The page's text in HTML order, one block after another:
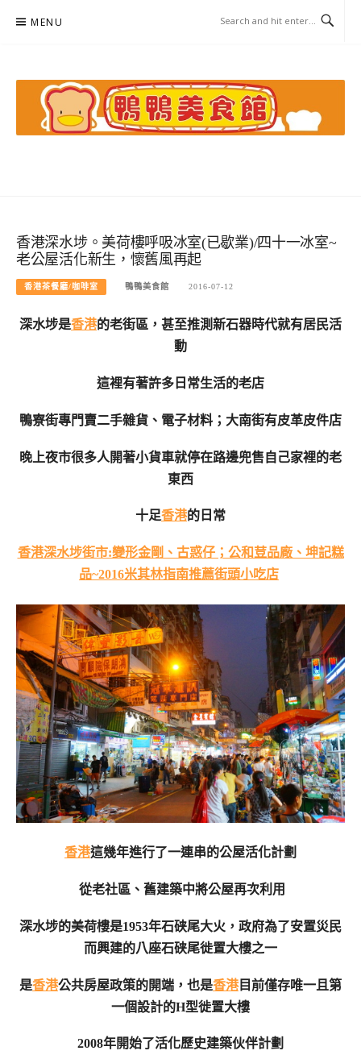
MENU
香港深水埗。美荷樓呼吸冰室(已歇業)/四十一冰室~
老公屋活化新生，懷舊風再起
香港茶餐廳/咖啡室 鴨鴨美食館 2016-07-12
深水埗是香港的老街區，甚至推測新石器時代就有居民活
動
這裡有著許多日常生活的老店
鴨寮街專門賣二手雜貨、電子材料；大南街有皮革皮件店
晚上夜市很多人開著小貨車就停在路邊兜售自己家裡的老
東西
十足香港的日常
香港深水埗街市:變形金剛、古惑仔；公和荳品廠、坤記糕
品~2016米其林指南推薦街頭小吃店
香港這幾年進行了一連串的公屋活化計劃
從老社區、舊建築中將公屋再次利用
深水埗的美荷樓是1953年石硖尾大火，政府為了安置災民
而興建的八座石硖尾徙置大樓之一
是香港公共房屋政策的開端，也是香港目前僅存唯一且第
一個設計的H型徙置大樓
2008年開始了活化歷史建築伙伴計劃